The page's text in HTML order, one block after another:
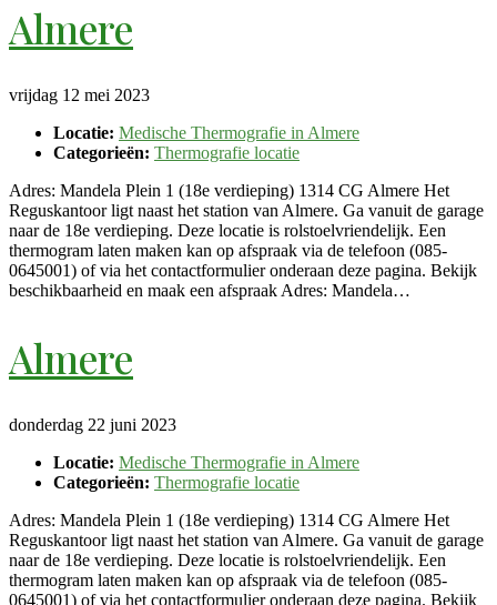
Almere
vrijdag 12 mei 2023
Locatie: Medische Thermografie in Almere
Categorieën: Thermografie locatie
Adres: Mandela Plein 1 (18e verdieping) 1314 CG Almere Het
Reguskantoor ligt naast het station van Almere. Ga vanuit de garage
naar de 18e verdieping. Deze locatie is rolstoelvriendelijk. Een
thermogram laten maken kan op afspraak via de telefoon (085-
0645001) of via het contactformulier onderaan deze pagina. Bekijk
beschikbaarheid en maak een afspraak Adres: Mandela…
Almere
donderdag 22 juni 2023
Locatie: Medische Thermografie in Almere
Categorieën: Thermografie locatie
Adres: Mandela Plein 1 (18e verdieping) 1314 CG Almere Het
Reguskantoor ligt naast het station van Almere. Ga vanuit de garage
naar de 18e verdieping. Deze locatie is rolstoelvriendelijk. Een
thermogram laten maken kan op afspraak via de telefoon (085-
0645001) of via het contactformulier onderaan deze pagina. Bekijk